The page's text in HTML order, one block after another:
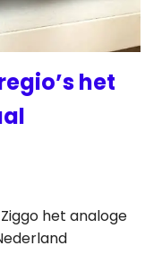
het
het analoge